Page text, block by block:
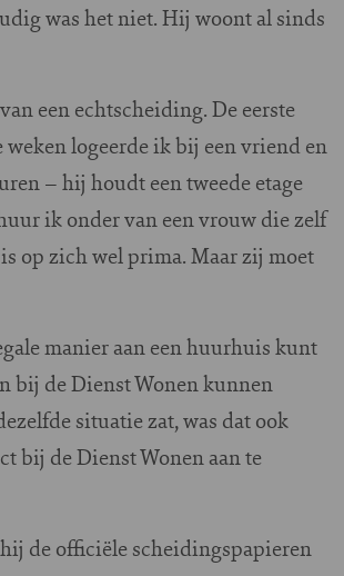
was het niet. Hij woont al sinds
een echtscheiding. De eerste
weken logeerde ik bij een vriend en
– hij houdt een tweede etage
ik onder van een vrouw die zelf
op zich wel prima. Maar zij moet
manier aan een huurhuis kunt
bij de Dienst Wonen kunnen
situatie zat, was dat ook
bij de Dienst Wonen aan te
de officiële scheidingspapieren